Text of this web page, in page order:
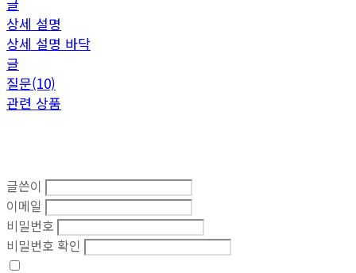
상세 설명
상세 설명 바닥
글
질문(10)
관련 상품
글쓴이
이메일
비밀번호
비밀번호 확인